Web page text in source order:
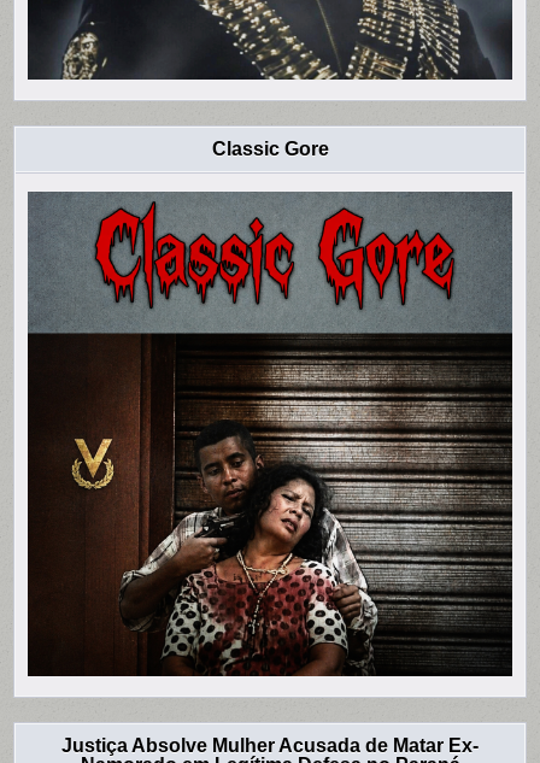
Classic Gore
Justiça Absolve Mulher Acusada de Matar Ex-